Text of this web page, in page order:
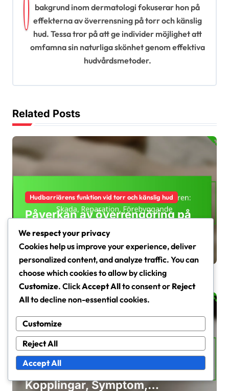
a
t
bakgrund inom dermatologi fokuserar hon på
effekterna av överrensning på torr och känslig
hud. Tessa tror på att ge individer möjlighet att
omfamna sin naturliga skönhet genom effektiva
hudvårdsmetoder.
Related Posts
Hudbarriärens funktion vid torr och känslig hud
Påverkan av överrengöring på
hudbarriären: Skada,
Reparation, Förebyggande
Tessa Langley Mar 6, 2026
Hudbarriärens funktion vid torr och känslig hud
Hudbarriär och Rosacea:
Kopplingar, Symptom,
We respect your privacy
Cookies help us improve your experience, deliver
personalized content, and analyze traffic. You can
choose which cookies to allow by clicking
Customize. ClickAccept Allto consent or Reject
Allto decline non-essential cookies.
Customize
Reject All
Accept All